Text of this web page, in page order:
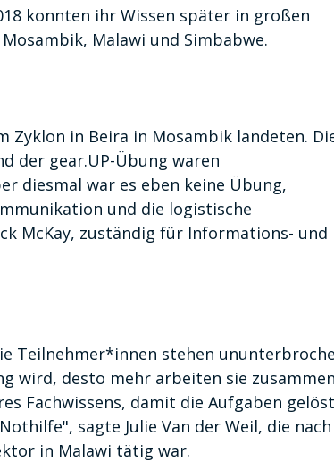
konnten ihr Wissen später in großen
Malawi und Simbabwe.
Zyklon in Beira in Mosambik landeten.
der gear.UP-Übung waren
diesmal war es eben keine Übung,
und die logistische
McKay, zuständig für Informations- und
Teilnehmer*innen stehen
wird, desto mehr arbeiten sie
Fachwissens, damit die Aufgaben gelöst
sagte Julie Van der Weil, die nach
in Malawi tätig war.